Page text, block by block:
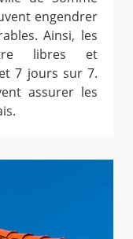
engendrer
Ainsi, les
libres et
7 jours sur 7.
assurer les